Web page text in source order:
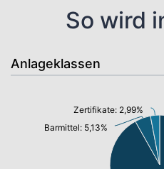
So wird
Anlageklassen
Barmittel: 5,13%
Zertifikate: 2,99%